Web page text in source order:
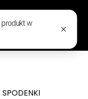
0